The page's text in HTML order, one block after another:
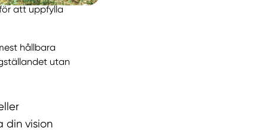
att uppfylla
hållbara
utan
din vision